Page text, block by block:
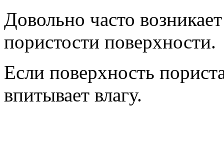
Довольно часто
пористости поверхности.
Если поверхность
впитывает влагу.